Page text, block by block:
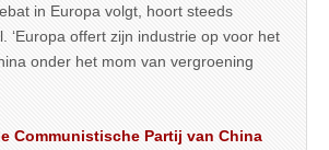
in Europa volgt, hoort steeds
‘Europa offert zijn industrie op voor het
onder het mom van vergroening
Communistische Partij van China